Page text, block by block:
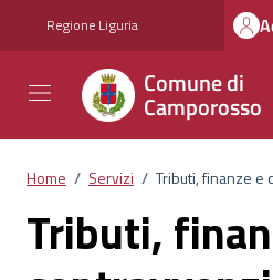
Regione Liguria
Comune di
Camporosso
Home / Servizi / Tributi, finanze e
Tributi,